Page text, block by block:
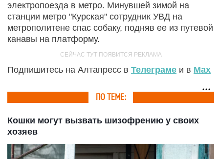
электропоезда в метро. Минувшей зимой на
станции метро "Курская" сотрудник УВД на
метрополитене спас собаку, подняв ее из путевой
канавы на платформу.
Подпишитесь на Алтапресс в Телеграме и в Max
ПО ТЕМЕ:
Кошки могут вызвать шизофрению у своих
хозяев